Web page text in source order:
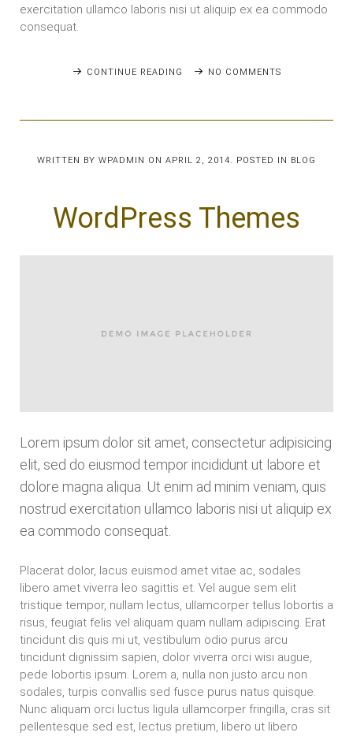
exercitation ullamco laboris nisi ut aliquip ex ea commodo
consequat.
CONTINUE READING NO COMMENTS
WRITTEN BY WPADMIN ON APRIL 2, 2014. POSTED IN BLOG
WordPress Themes
Lorem ipsum dolor sit amet, consectetur adipisicing
elit, sed do eiusmod tempor incididunt ut labore et
dolore magna aliqua. Ut enim ad minim veniam, quis
nostrud exercitation ullamco laboris nisi ut aliquip ex
ea commodo consequat.
Placerat dolor, lacus euismod amet vitae ac, sodales
libero amet viverra leo sagittis et. Vel augue sem elit
tristique tempor, nullam lectus, ullamcorper tellus lobortis a
risus, feugiat felis vel aliquam quam nullam adipiscing. Erat
tincidunt dis quis mi ut, vestibulum odio purus arcu
tincidunt dignissim sapien, dolor viverra orci wisi augue,
pede lobortis ipsum. Lorem a, nulla non justo arcu non
sodales, turpis convallis sed fusce purus natus quisque.
Nunc aliquam orci luctus ligula ullamcorper fringilla, cras sit
pellentesque sed est, lectus pretium, libero ut libero